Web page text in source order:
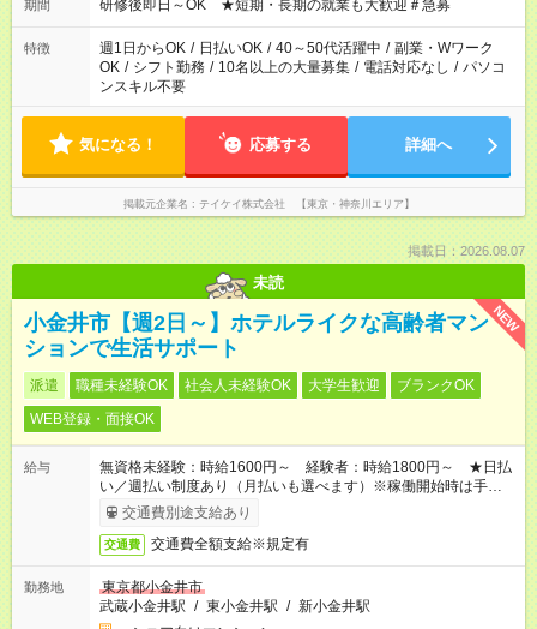
期間 研修後即日～OK ★短期・長期の就業も大歓迎＃急募
特徴 週1日からOK / 日払いOK / 40～50代活躍中 / 副業・Wワーク
OK / シフト勤務 / 10名以上の大量募集 / 電話対応なし / パソコ
ンスキル不要
気になる！ 応募する 詳細へ
掲載元企業名 テイケイ株式会社 【東京・神奈川エリア】
掲載日：2026.08.07
未読
NEW
小金井市【週2日～】ホテルライクな高齢者マン
ションで生活サポート
派遣 職種未経験OK 社会人未経験OK 大学生歓迎
ブランクOK
WEB登録・面接OK
給与
無資格未経験：時給1600円～ 経験者：時給1800円～ ★日払
い／週払い制度あり（月払いも選べます）※稼働開始時は手続き
完了次第のお支払いとなります。
交通費別途支給あり
交通費 交通費全額支給※規定有
勤務地
東京都小金井市
武蔵小金井駅 / 東小金井駅 / 新小金井駅